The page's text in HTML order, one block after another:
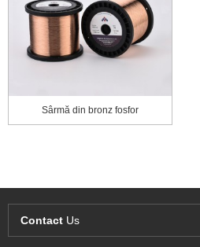
Sârmă din bronz fosfor
Contact Us